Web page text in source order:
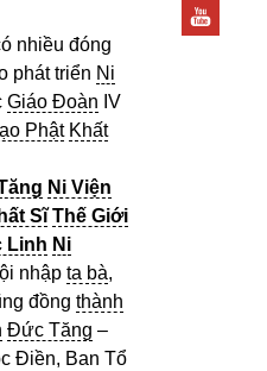
nhiều đóng
phát triển Ni
Giáo Đoàn IV
Phật Khất
Ni Viện
Sĩ Thế Giới
Linh Ni
nhập ta bà,
đồng thành
Đức Tăng –
Điền, Ban Tổ